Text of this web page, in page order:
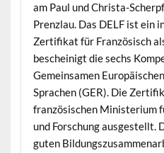
am Paul und Christa-
Prenzlau. Das DELF ist ein
Zertifikat für Französisch
bescheinigt die sechs
Gemeinsamen
Sprachen (GER). Die
französischen Ministerium
und Forschung ausgestellt.
guten